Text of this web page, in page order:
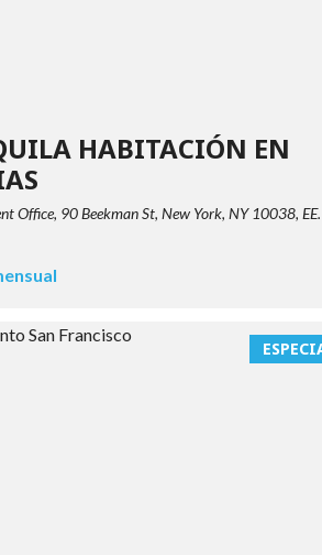
HABITACIÓN EN
Office, 90 Beekman St, New York, NY 10038, EE.